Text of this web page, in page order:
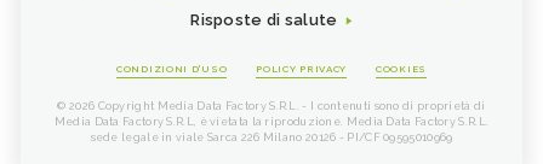
Risposte di salute
CONDIZIONI D'USO POLICY PRIVACY COOKIES
© 2026 Copyright Media Data Factory S.R.L. - I contenuti sono di proprietà di
Media Data Factory S.R.L, è vietata la riproduzione. Media Data Factory S.R.L.
sede legale in viale Sarca 226 Milano 20126 - PI/CF 09595010969